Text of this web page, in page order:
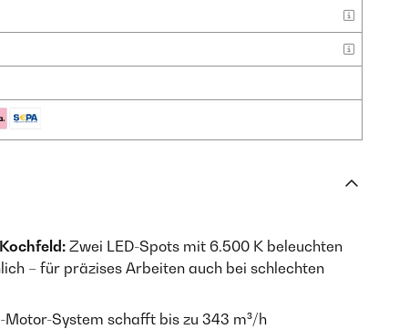
Zwei LED-Spots mit 6.500 K beleuchten
– für präzises Arbeiten auch bei schlechten
Motor-System schafft bis zu 343 m³/h